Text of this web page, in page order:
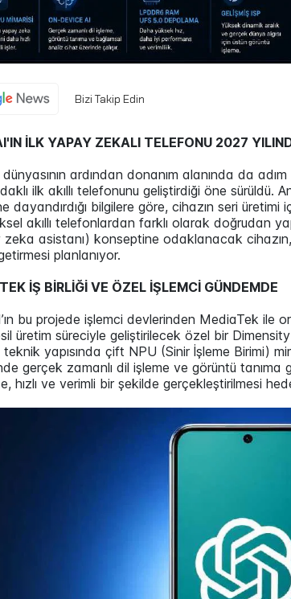
Bizi Takip Edin
İLK YAPAY ZEKALI TELEFONU 2027
dünyasının ardından donanım alanında da
ilk akıllı telefonunu geliştirdiği öne sürüldü.
dayandırdığı bilgilere göre, cihazın seri üretimi
akıllı telefonlardan farklı olarak doğrudan
asistanı) konseptine odaklanacak cihazın,
planlanıyor.
İŞ BİRLİĞİ VE ÖZEL İŞLEMCİ GÜNDEMDE
bu projede işlemci devlerinden MediaTek ile
üretim süreciyle geliştirilecek özel bir Dimensity
teknik yapısında çift NPU (Sinir İşleme Birimi)
gerçek zamanlı dil işleme ve görüntü
hızlı ve verimli bir şekilde gerçekleştirilmesi